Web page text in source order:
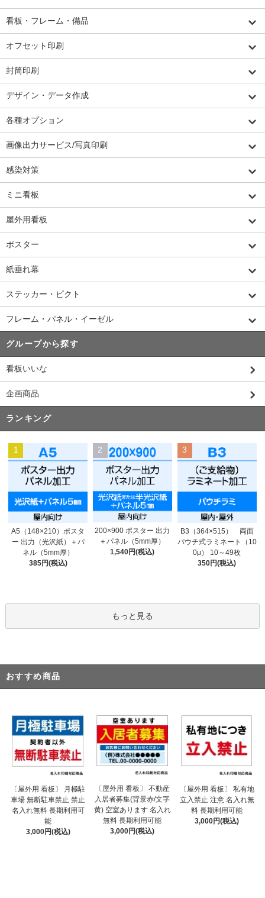
看板・フレーム・備品
オフセット印刷
封筒印刷
デザイン・データ作成
各種オプション
画像出力サービス/写真印刷
感染対策
ミニ看板
屋外用看板
ポスター
紙垂れ幕
ステッカー・ピクト
フレーム・パネル・イーゼル
グループから探す
看板いいな
企画商品
ランキング
1
A5（148×210）ポスタ
ー 出力（光沢紙）＋パ
ネル（5mm厚）
385円(税込)
2
200×900 ポスター 出力
＋パネル（5mm厚）
1,540円(税込)
3
B3（364×515） 両面
パウチ式ラミネート（10
0μ） 10～49枚
350円(税込)
もっと見る
おすすめ商品
〔屋外用 看板〕 月極駐
車場 無断駐車禁止 禁止
名入れ無料 長期利用可
能
3,000円(税込)
〔屋外用 看板〕 不動産
入居者募集(背景赤/文字
黄) 空室あります 名入れ
無料 長期利用可能
3,000円(税込)
〔屋外用 看板〕 私有地
立入禁止 注意 名入れ無
料 長期利用可能
3,000円(税込)